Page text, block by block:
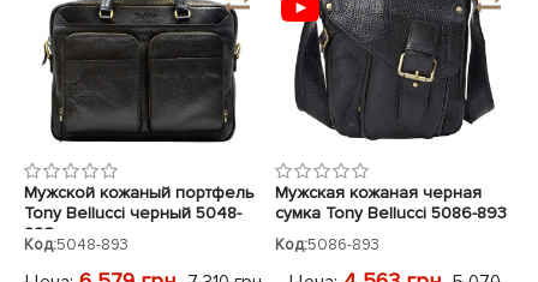
Мужской кожаный портфель
Tony Bellucci черный 5048-
893
Код:5048-893
Мужская кожаная черная
сумка Tony Bellucci 5086-893
Код:5086-893